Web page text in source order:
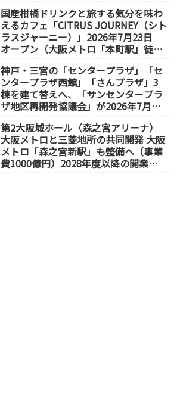
国産柑橘ドリンクと旅する気分を味わ
えるカフェ「CITRUS JOURNEY（シト
ラスジャーニー）」2026年7月23日
オープン（大阪メトロ「本町駅」徒歩
神戸・三宮の「センタープラザ」「セ
ンタープラザ西館」「さんプラザ」3
棟を建て替えへ、「サンセンタープラ
ザ地区再開発協議会」が2026年7月発
第2大阪城ホール（森之宮アリーナ）
大阪メトロと三菱地所の共同開発 大阪
メトロ「森之宮新駅」も整備へ（事業
費1000億円）2028年度以降の開業